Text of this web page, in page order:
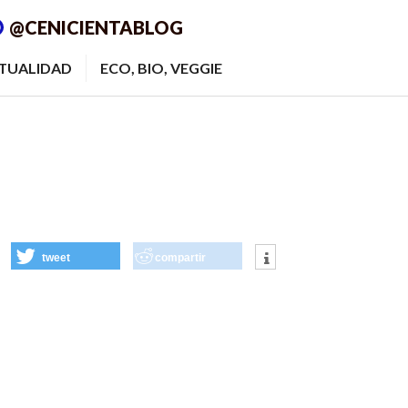
@CENICIENTABLOG
ECO, BIO, VEGGIE
tweet compartir